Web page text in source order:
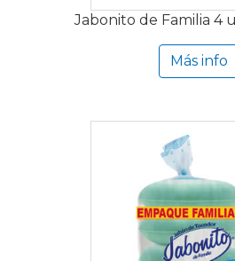
Jabonito de Familia 4
Más info